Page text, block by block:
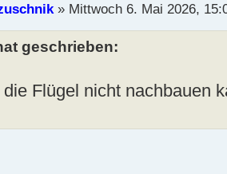
» Mittwoch 6. Mai 2026,
geschrieben:
die Flügel nicht nachbauen